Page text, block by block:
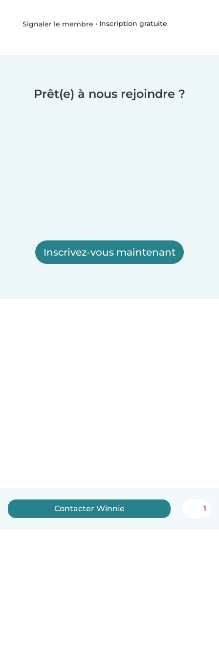
Signaler le membre • Inscription gratuite
Prêt(e) à nous rejoindre ?
Inscrivez-vous maintenant
Contacter Winnie 1